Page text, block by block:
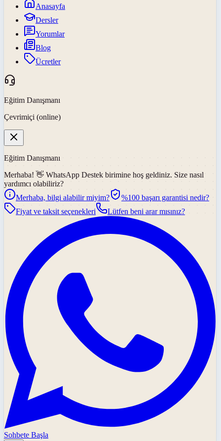
Anasayfa
Dersler
Yorumlar
Blog
Ücretler
Eğitim Danışmanı
Çevrimiçi (online)
Eğitim Danışmanı
Merhaba! 👋 WhatsApp Destek birimine hoş geldiniz. Size nasıl
yardımcı olabiliriz?
Merhaba, bilgi alabilir miyim?
%100 başarı garantisi nedir?
Fiyat ve taksit seçenekleri
Lütfen beni arar mısınız?
Sohbete Başla